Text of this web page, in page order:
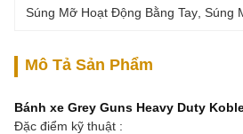
Súng Mỡ Hoạt Động Bằng Tay Súng
Mô Tả Sản Phẩm
Bánh xe Grey Guns Heavy Duty
Đặc điểm kỹ thuật :